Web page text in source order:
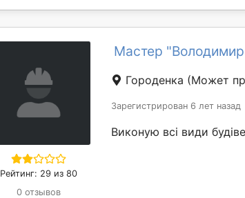
Рейтинг: 29 из 80
0 отзывов
Мастер
Городенка (Может
Зарегистрирован 6 лет назад
Виконую всі види